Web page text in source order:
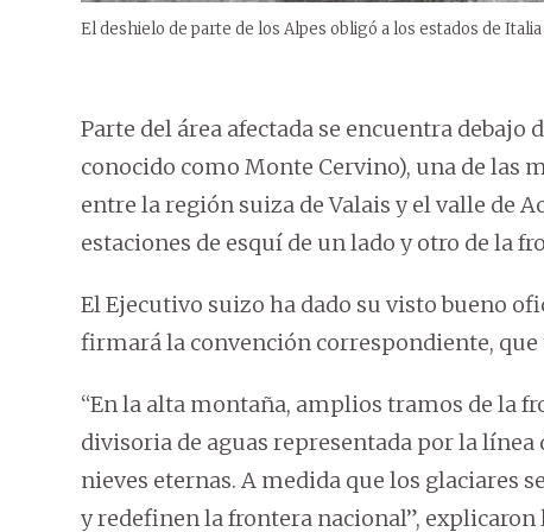
El deshielo de parte de los Alpes obligó a los estados de
Parte del área afectada se encuentra
conocido como Monte Cervino), una de las
entre la región suiza de Valais y el valle de
estaciones de esquí de un lado y otro de la
El Ejecutivo suizo ha dado su visto bueno
firmará la convención correspondiente,
“En la alta montaña, amplios tramos de la
divisoria de aguas representada por la línea
nieves eternas. A medida que los glaciares
y redefinen la frontera nacional”, explicaron